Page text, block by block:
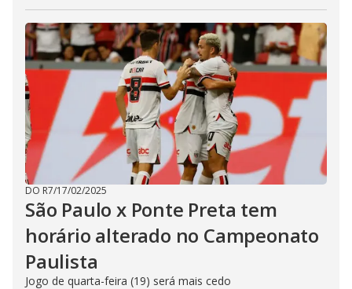
DO R7/17/02/2025
São Paulo x Ponte Preta tem
horário alterado no Campeonato
Paulista
Jogo de quarta-feira (19) será mais cedo